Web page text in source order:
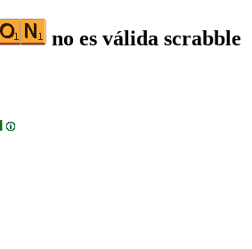
no es válida scrabble